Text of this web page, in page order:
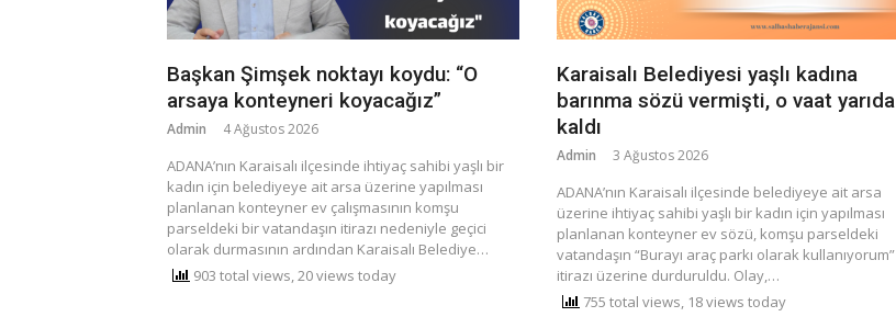
Başkan Şimşek noktayı koydu: “O
arsaya konteyneri koyacağız”
Admin 4 Ağustos 2026
ADANA’nın Karaisalı ilçesinde ihtiyaç sahibi yaşlı bir
kadın için belediyeye ait arsa üzerine yapılması
planlanan konteyner ev çalışmasının komşu
parseldeki bir vatandaşın itirazı nedeniyle geçici
olarak durmasının ardından Karaisalı Belediye…
903 total views, 20 views today
Karaisalı Belediyesi yaşlı kadına
barınma sözü vermişti, o vaat yarıda
kaldı
Admin 3 Ağustos 2026
​ADANA’nın Karaisalı ilçesinde belediyeye ait arsa
üzerine ihtiyaç sahibi yaşlı bir kadın için yapılması
planlanan konteyner ev sözü, komşu parseldeki
vatandaşın “Burayı araç parkı olarak kullanıyorum”
itirazı üzerine durduruldu. ​Olay,…
755 total views, 18 views today